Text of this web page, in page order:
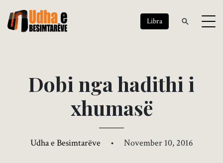
Libra
Dobi ngahadithi i
xhumasë
Udha e Besimtarëve • November 10, 2016